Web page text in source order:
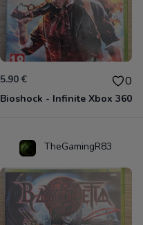
5.90 € 0
Bioshock - Infinite Xbox 360
TheGamingR83